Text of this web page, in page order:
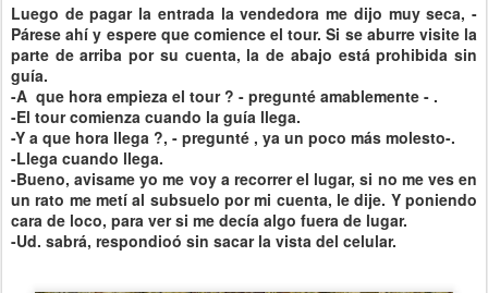
Luego de pagar la entrada la vendedora me dijo muy seca, -
Párese ahí y espere que comience el tour. Si se aburre visite la
parte de arriba por su cuenta, la de abajo está prohibida sin
guía.
-A que hora empieza el tour ? - pregunté amablemente - .
-El tour comienza cuando la guía llega.
-Y a que hora llega ?, - pregunté , ya un poco más molesto-.
-Llega cuando llega.
-Bueno, avisame yo me voy a recorrer el lugar, si no me ves en
un rato me metí al subsuelo por mi cuenta, le dije. Y poniendo
cara de loco, para ver si me decía algo fuera de lugar.
-Ud. sabrá, respondioó sin sacar la vista del celular.